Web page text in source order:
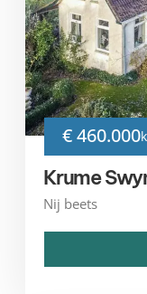
€ 460.000
Krume
Nij beets